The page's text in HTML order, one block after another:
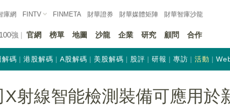
庫網 FINTV FINMETA 財華證券 財華媒體矩陣 財華智庫沙龍
強 官網 榜單 地圖 沙龍 企業 研究 顧問 合作
解碼 港股解碼 A股解碼 美股解碼 股評 研報 專訪 活動
X射線智能檢測裝備可應用於